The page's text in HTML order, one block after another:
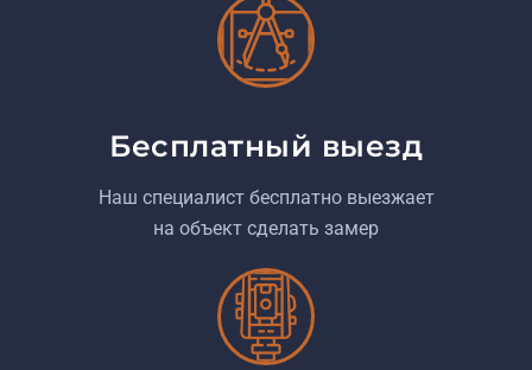
Бесплатный выезд
Наш специалист бесплатно выезжает
на объект сделать замер